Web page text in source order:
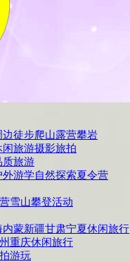
边徒步爬山露营攀岩
旅游摄影旅拍
质旅游
游学自然探索夏令营
雪山攀登活动
蒙新疆甘肃宁夏休闲旅行
重庆休闲旅行
游玩